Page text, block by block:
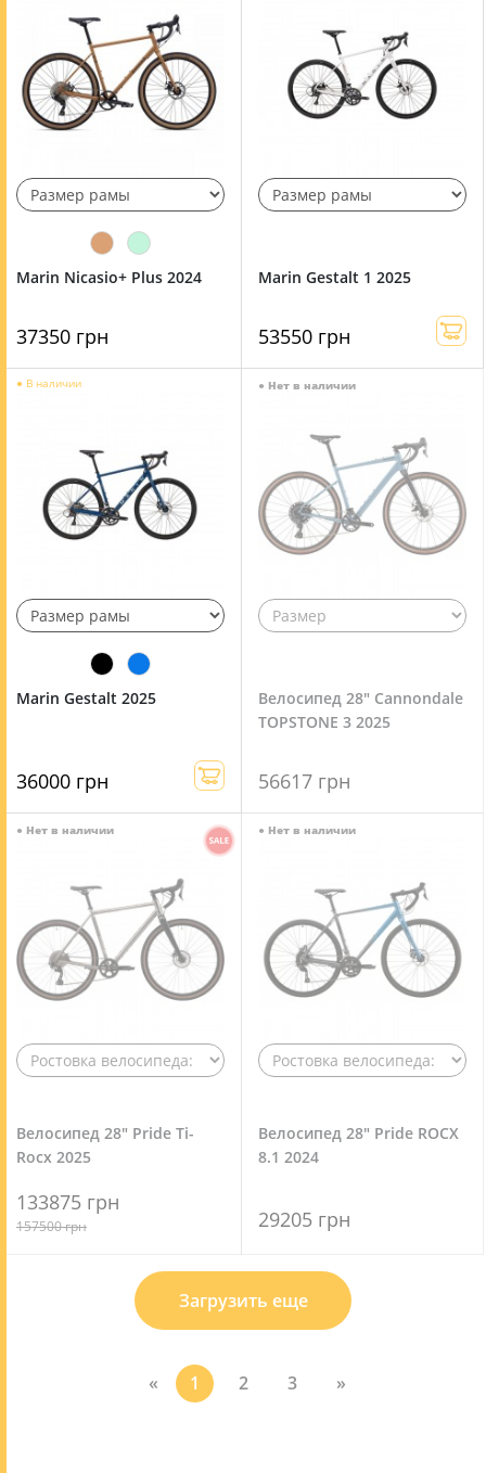
Marin Nicasio+ Plus 2024
37350 грн
Marin Gestalt 1 2025
53550 грн
● В наличии
Marin Gestalt 2025
36000 грн
● Нет в наличии
Велосипед 28" Cannondale
TOPSTONE 3 2025
56617 грн
● Нет в наличии
Велосипед 28" Pride Ti-
Rocx 2025
133875 грн
157500 грн
● Нет в наличии
Велосипед 28" Pride ROCX
8.1 2024
29205 грн
Загрузить еще
« 1 2 3 »